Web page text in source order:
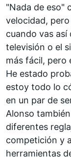
"Nada de eso"
velocidad,
cuando vas así
televisión o el
más fácil, pero
He estado
estoy todo lo
en un par de
Alonso
diferentes
competición y
herramientas